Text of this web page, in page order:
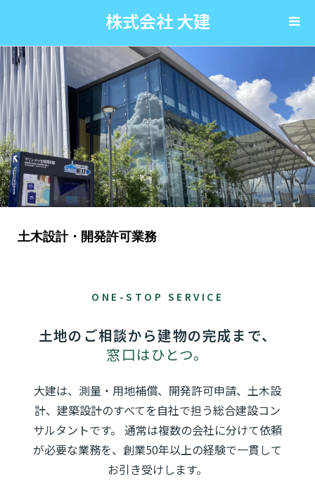
株式会社 大建
土木設計・開発許可業務
ONE-STOP SERVICE
土地のご相談から建物の完成まで、
窓口はひとつ。
大建は、測量・用地補償、開発許可申請、土木設
計、建築設計のすべてを自社で担う総合建設コン
サルタントです。 通常は複数の会社に分けて依頼
が必要な業務を、創業50年以上の経験で一貫して
お引き受けします。